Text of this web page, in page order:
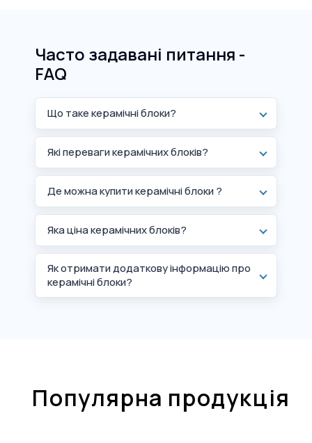
Часто задавані питання -
FAQ
Що таке керамічні блоки?
Які переваги керамічних блоків?
Де можна купити керамічні блоки ?
Яка ціна керамічних блоків?
Як отримати додаткову інформацію про
керамічні блоки?
Популярна продукція